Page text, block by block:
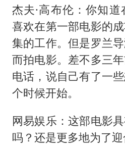
杰夫·高布伦：你知
喜欢在第一部电影的
集的工作。但是罗兰
而拍电影。差不多三
电话，说自己有了一
个时候开始。
网易娱乐：这部电影
吗？还是更多地为了